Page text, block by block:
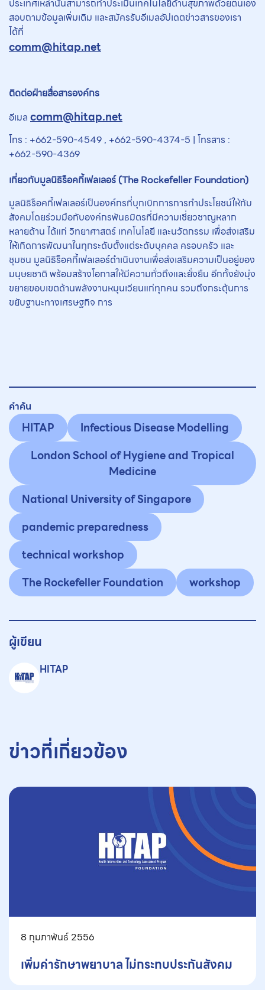
ประเทศเหล่านั้นสามารถทำประเมินเทคโนโลยีด้านสุขภาพด้วยตนเอง
สอบถามข้อมูลเพิ่มเติม และสมัครรับอีเมลอัปเดตข่าวสารของเรา
ได้ที่
comm@hitap.net
ติดต่อฝ่ายสื่อสารองค์กร
อีเมล comm@hitap.net
โทร : +662-590-4549 , +662-590-4374-5 | โทรสาร :
+662-590-4369
เกี่ยวกับมูลนิธิร็อคกี้เฟลเลอร์ (The Rockefeller Foundation)
มูลนิธิร็อคกี้เฟลเลอร์เป็นองค์กรที่บุกเบิกการการทำประโยชน์ให้กับ
สังคมโดยร่วมมือกับองค์กรพันธมิตรที่มีความเชี่ยวชาญหลาก
หลายด้าน ได้แก่ วิทยาศาสตร์ เทคโนโลยี และนวัตกรรม เพื่อส่งเสริม
ให้เกิดการพัฒนาในทุกระดับตั้งแต่ระดับบุคคล ครอบครัว และ
ชุมชน มูลนิธิร็อคกี้เฟลเลอร์ดำเนินงานเพื่อส่งเสริมความเป็นอยู่ของ
มนุษยชาติ พร้อมสร้างโอกาสให้มีความทั่วถึงและยั่งยืน อีกทั้งยังมุ่ง
ขยายขอบเขตด้านพลังงานหมุนเวียนแก่ทุกคน รวมถึงกระตุ้นการ
ขยับฐานะทางเศรษฐกิจ การ
คำค้น
HITAP
Infectious Disease Modelling
London School of Hygiene and Tropical
Medicine
National University of Singapore
pandemic preparedness
technical workshop
The Rockefeller Foundation
workshop
ผู้เขียน
HITAP
ข่าวที่เกี่ยวข้อง
8 กุมภาพันธ์ 2556
เพิ่มค่ารักษาพยาบาล ไม่กระทบประกันสังคม